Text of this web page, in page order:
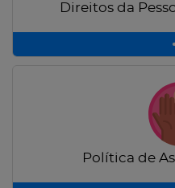
Direitos da
Política de